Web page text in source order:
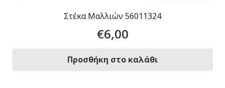
Στέκα Μαλλιών 56011324
€6,00
Προσθήκη στο καλάθι